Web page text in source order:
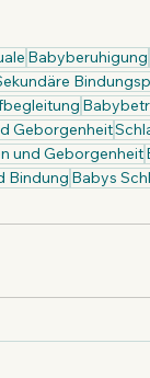
Babyberuhigung
Geborgenheit
und Geborgenheit
Bindung Babys